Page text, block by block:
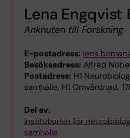
Lena Engqvist
Anknuten till Forskning
E-postadress:
Besöksadress: Alfred
Postadress: H1
samhälle, H1 Omvårdnad,
Del av:
Institutionen för
samhälle